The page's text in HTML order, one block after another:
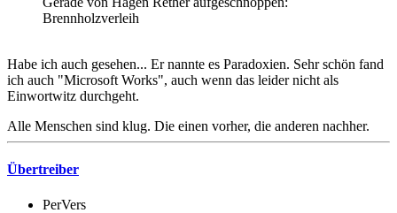
Brennholzverleih
Habe ich auch gesehen... Er nannte es Paradoxien. Sehr schön fand
ich auch "Microsoft Works", auch wenn das leider nicht als
Einwortwitz durchgeht.
Alle Menschen sind klug. Die einen vorher, die anderen nachher.
Übertreiber
PerVers